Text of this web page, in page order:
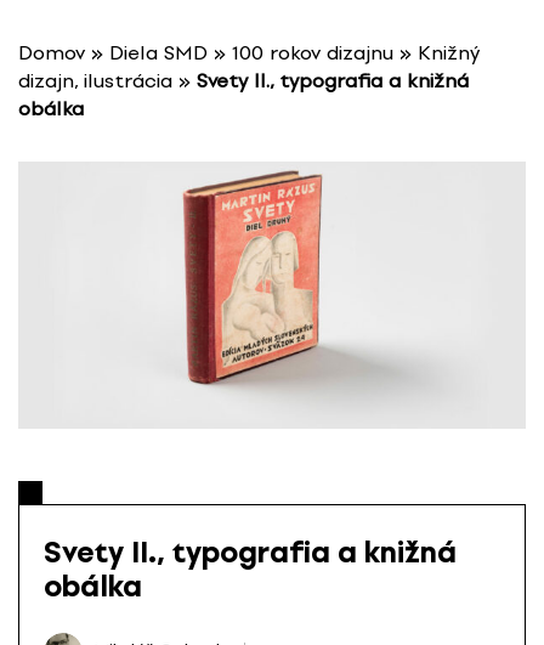
Domov » Diela SMD » 100 rokov dizajnu » Knižný
dizajn, ilustrácia » Svety II., typografia a knižná
obálka
Svety II., typografia a knižná
obálka